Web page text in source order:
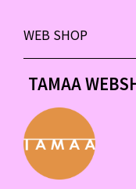
WEB SHOP
TAMAA